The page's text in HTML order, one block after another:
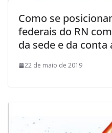
Como se
federais do RN
da sede e da conta
22 de maio de 2019